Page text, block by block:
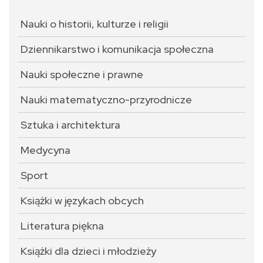
Nauki o historii, kulturze i religii
Dziennikarstwo i komunikacja społeczna
Nauki społeczne i prawne
Nauki matematyczno-przyrodnicze
Sztuka i architektura
Medycyna
Sport
Książki w językach obcych
Literatura piękna
Książki dla dzieci i młodzieży